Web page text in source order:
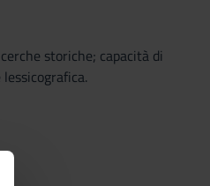
storiche; capacità di